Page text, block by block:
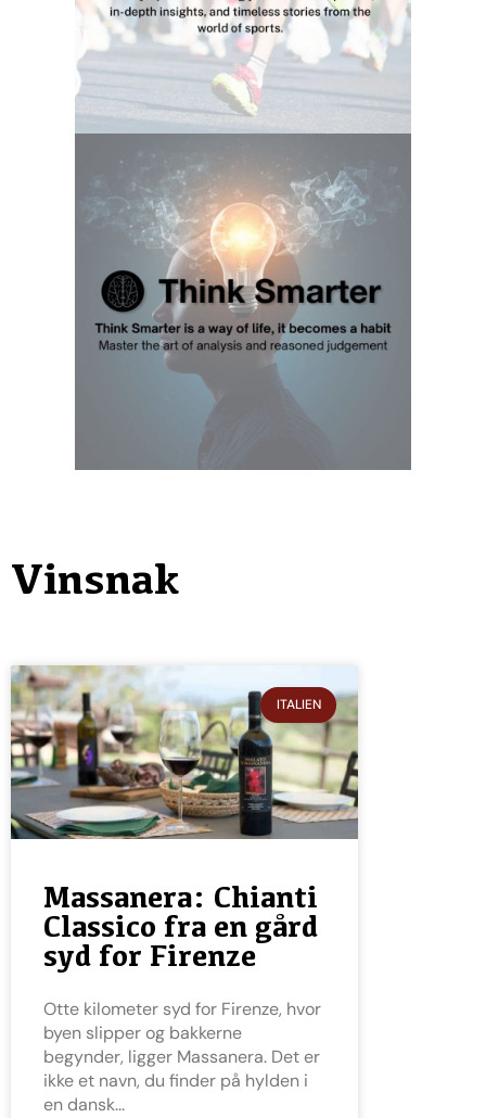
Vinsnak
ITALIEN
Massanera: Chianti
Classico fra en gård
syd for Firenze
Otte kilometer syd for Firenze, hvor
byen slipper og bakkerne
begynder, ligger Massanera. Det er
ikke et navn, du finder på hylden i
en dansk